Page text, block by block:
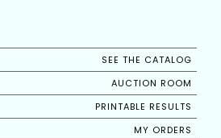
SEE THE CATALOG
AUCTION ROOM
PRINTABLE RESULTS
MY ORDERS